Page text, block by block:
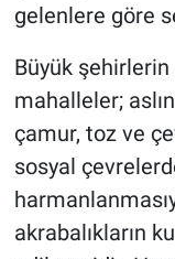
gelenlere göre
Büyük
mahalleler;
çamur, toz ve
sosyal
akrabalıkların